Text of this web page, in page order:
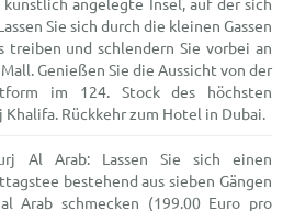
Sie sich durch die kleinen Gassen
treiben und schlendern Sie vorbei an
Genießen Sie die Aussicht von der
im 124. Stock des höchsten
Khalifa. Rückkehr zum Hotel in Dubai.
Al Arab: Lassen Sie sich einen
bestehend aus sieben Gängen
Arab schmecken (199.00 Euro pro